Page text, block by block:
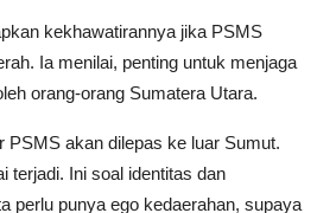
kekhawatirannya jika PSMS
Ia menilai, penting untuk menjaga
orang-orang Sumatera Utara.
PSMS akan dilepas ke luar Sumut.
terjadi. Ini soal identitas dan
perlu punya ego kedaerahan, supaya